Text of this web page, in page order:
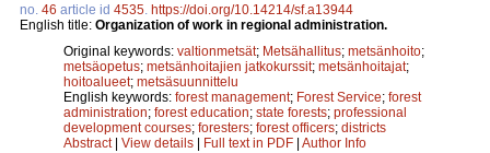
no. 46 article id 4535 https://doi.org/10.14214/sf.a13944
English title: Organization of work in regional administration.
Original keywords: valtionmetsät; Metsähallitus; metsänhoito;
metsäopetus; metsänhoitajien jatkokurssit; metsänhoitajat;
hoitoalueet; metsäsuunnittelu
English keywords: forest management; Forest Service; forest
administration; forest education; state forests; professional
development courses; foresters; forest officers; districts
Abstract| View details | Full text in PDF | Author Info